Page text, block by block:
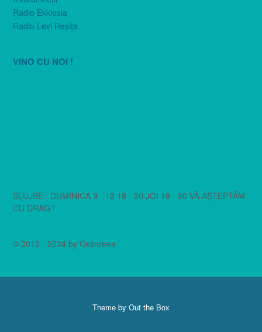
Radio Ekklesia
Radio Levi Reşiţa
VINO CU NOI !
SLUJBE : DUMINICA 9 - 12 18 - 20 JOI 18 - 20 VĂ AȘTEPTĂM
CU DRAG !
© 2012 - 2024 by Cezareea
Theme by Out the Box